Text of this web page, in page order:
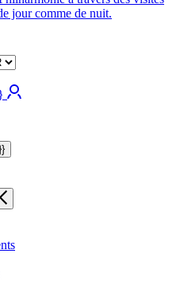
jour comme de nuit.